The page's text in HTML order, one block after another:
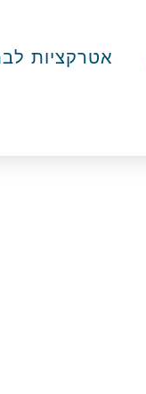
אטרקציות